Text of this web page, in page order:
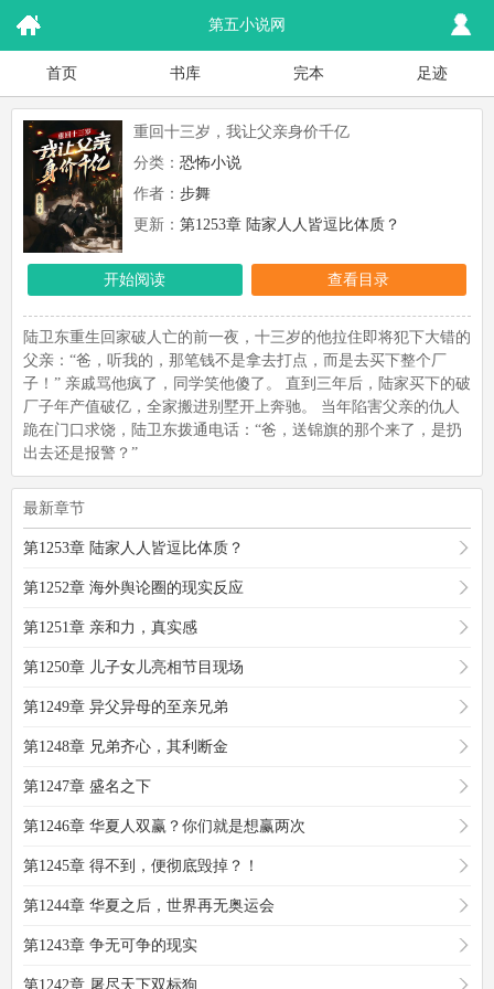
第五小说网
首页 书库 完本 足迹
重回十三岁，我让父亲身价千亿
分类： 恐怖小说
作者： 步舞
更新： 第1253章 陆家人人皆逗比体质？
开始阅读 查看目录
陆卫东重生回家破人亡的前一夜，十三岁的他拉住即将犯下大错的
父亲：“爸，听我的，那笔钱不是拿去打点，而是去买下整个厂
子！” 亲戚骂他疯了，同学笑他傻了。 直到三年后，陆家买下的破
厂子年产值破亿，全家搬进别墅开上奔驰。 当年陷害父亲的仇人
跪在门口求饶，陆卫东拨通电话：“爸，送锦旗的那个来了，是扔
出去还是报警？”
最新章节
第1253章 陆家人人皆逗比体质？
第1252章 海外舆论圈的现实反应
第1251章 亲和力，真实感
第1250章 儿子女儿亮相节目现场
第1249章 异父异母的至亲兄弟
第1248章 兄弟齐心，其利断金
第1247章 盛名之下
第1246章 华夏人双赢？你们就是想赢两次
第1245章 得不到，便彻底毁掉？！
第1244章 华夏之后，世界再无奥运会
第1243章 争无可争的现实
第1242章 屠尽天下双标狗